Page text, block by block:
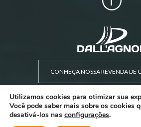
CONHEÇA NOSSA REVENDA DE
Utilizamos cookies para otimizar sua
Você pode saber mais sobre os cookies
desativá-los nas configurações.